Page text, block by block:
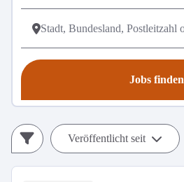
Jobs finden
Veröffentlicht seit